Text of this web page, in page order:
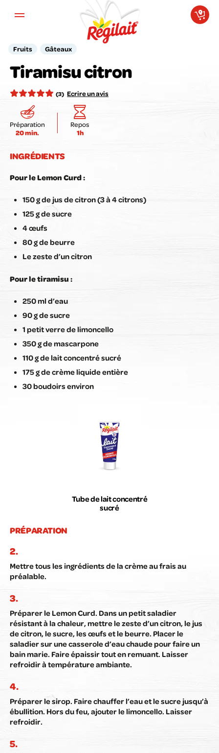
Fruits Gâteaux
Tiramisu citron
(3) Ecrire un avis
Votre avis compte pour nous !
Notez la recette ici :
Envoyer mon avis
Préparation
20 min.
Repos
1h
INGRÉDIENTS
Pour le Lemon Curd :
150 g de jus de citron (3 à 4 citrons)
125 g de sucre
4 œufs
80 g de beurre
Le zeste d’un citron
Pour le tiramisu :
250 ml d’eau
90 g de sucre
1 petit verre de limoncello
350 g de mascarpone
110 g de lait concentré sucré
175 g de crème liquide entière
30 boudoirs environ
Tube de lait concentré
sucré
PRÉPARATION
Mettre tous les ingrédients de la crème au frais au
préalable.
Préparer le Lemon Curd. Dans un petit saladier
résistant à la chaleur, mettre le zeste d’un citron, le jus
de citron, le sucre, les œufs et le beurre. Placer le
saladier sur une casserole d’eau chaude pour faire un
bain marie. Faire épaissir tout en remuant. Laisser
refroidir à température ambiante.
Préparer le sirop. Faire chauffer l’eau et le sucre jusqu’à
ébullition. Hors du feu, ajouter le limoncello. Laisser
refroidir.